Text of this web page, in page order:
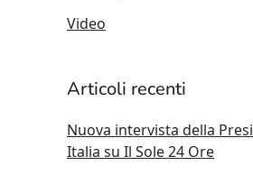
Video
Articoli recenti
Nuova intervista della
Italia su Il Sole 24 Ore